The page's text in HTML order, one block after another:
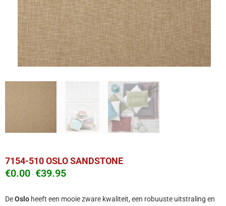
7154-510 OSLO SANDSTONE
€0.00-€39.95
DeOslo heeft een mooie zware kwaliteit, een robuuste uitstraling en